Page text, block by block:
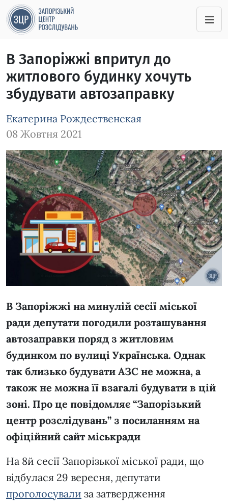
В Запоріжжі впритул до
житлового будинку хочуть
збудувати автозаправку
Екатерина Рождественская
08 Жовтня 2021
Зображення завантажується
В Запоріжжі на минулій сесії міської
ради депутати погодили розташування
автозаправки поряд з житловим
будинком по вулиці Українська. Однак
так близько будувати АЗС не можна, а
також не можна її взагалі будувати в цій
зоні. Про це повідомляє “Запорізький
центр розслідувань” з посиланням на
офіційний сайт міськради
На 8й сесії Запорізької міської ради, що
відбулася 29 вересня, депутати
проголосували за затвердження